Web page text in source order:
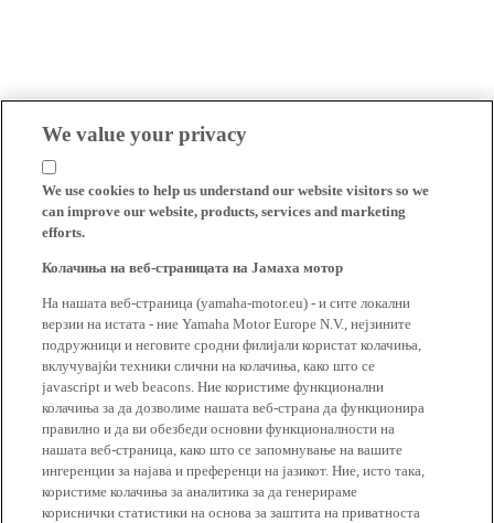
We value your privacy
We use cookies to help us understand our website visitors so we
can improve our website, products, services and marketing
efforts.
Колачиња на веб-страницата на Јамаха мотор
На нашата веб-страница (yamaha-motor.eu) - и сите локални
верзии на истата - ние Yamaha Motor Europe N.V., нејзините
подружници и неговите сродни филијали користат колачиња,
вклучувајќи техники слични на колачиња, како што се
javascript и web beacons. Ние користиме функционални
колачиња за да дозволиме нашата веб-страна да функционира
правилно и да ви обезбеди основни функционалности на
нашата веб-страница, како што се запомнување на вашите
ингеренции за најава и преференци на јазикот. Ние, исто така,
користиме колачиња за аналитика за да генерираме
кориснички статистики на основа за заштита на приватноста